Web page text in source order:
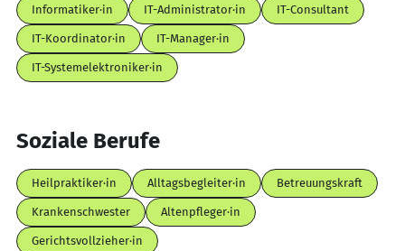
Informatiker·in IT-Administrator·in IT-Consultant
IT-Koordinator·in IT-Manager·in
IT-Systemelektroniker·in
Soziale Berufe
Heilpraktiker·in Alltagsbegleiter·in Betreuungskraft
Krankenschwester Altenpfleger·in
Gerichtsvollzieher·in